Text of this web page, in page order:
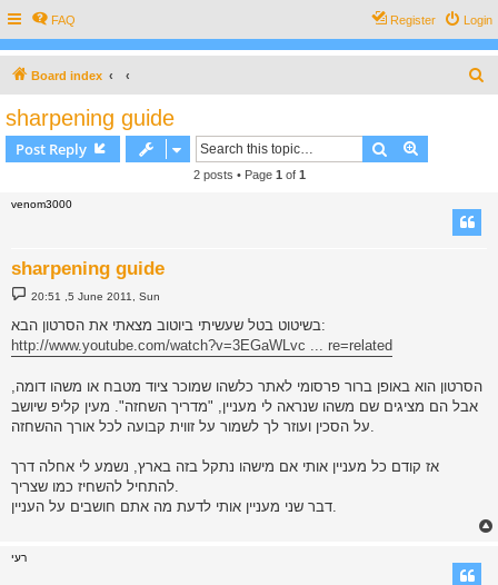
FAQ Login
Register
Board index
sharpening guide
Post Reply Search
2 posts • Page 1 of 1
venom3000
sharpening guide
P
o
t
20:51 ,5 June 2011, Sun
בשיטוט בטל שעשיתי ביוטוב מצאתי את הסרטון הבא:
http://www.youtube.com/watch?v=3EGaWLvc ... re=related
הסרטון הוא באופן ברור פרסומי לאתר כלשהו שמוכר ציוד מטבח או משהו דומה,
אבל הם מציגים שם משהו שנראה לי מעניין, "מדריך השחזה". מעין קליפ שיושב
על הסכין ועוזר לך לשמור על זווית קבועה לכל אורך ההשחזה.
אז קודם כל מעניין אותי אם מישהו נתקל בזה בארץ, נשמע לי אחלה דרך
להתחיל להשחיז כמו שצריך.
דבר שני מעניין אותי לדעת מה אתם חושבים על העניין.
רעי